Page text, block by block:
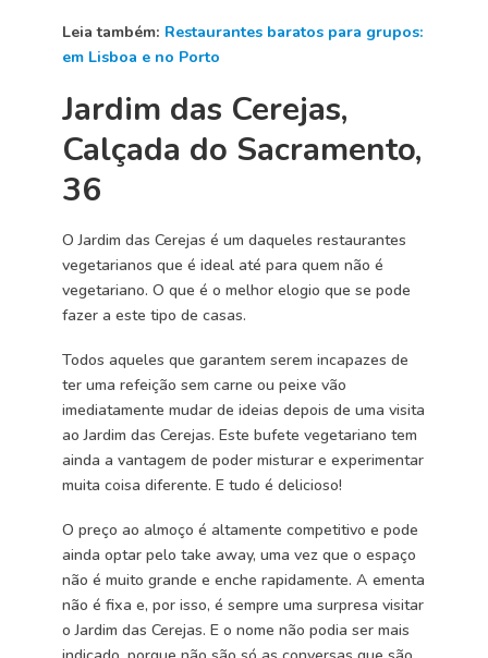
Leia também: Restaurantes baratos para grupos:
em Lisboa e no Porto
Jardim das Cerejas,
Calçada do Sacramento,
36
O Jardim das Cerejas é um daqueles restaurantes
vegetarianos que é ideal até para quem não é
vegetariano. O que é o melhor elogio que se pode
fazer a este tipo de casas.
Todos aqueles que garantem serem incapazes de
ter uma refeição sem carne ou peixe vão
imediatamente mudar de ideias depois de uma visita
ao Jardim das Cerejas. Este bufete vegetariano tem
ainda a vantagem de poder misturar e experimentar
muita coisa diferente. E tudo é delicioso!
O preço ao almoço é altamente competitivo e pode
ainda optar pelo take away, uma vez que o espaço
não é muito grande e enche rapidamente. A ementa
não é fixa e, por isso, é sempre uma surpresa visitar
o Jardim das Cerejas. E o nome não podia ser mais